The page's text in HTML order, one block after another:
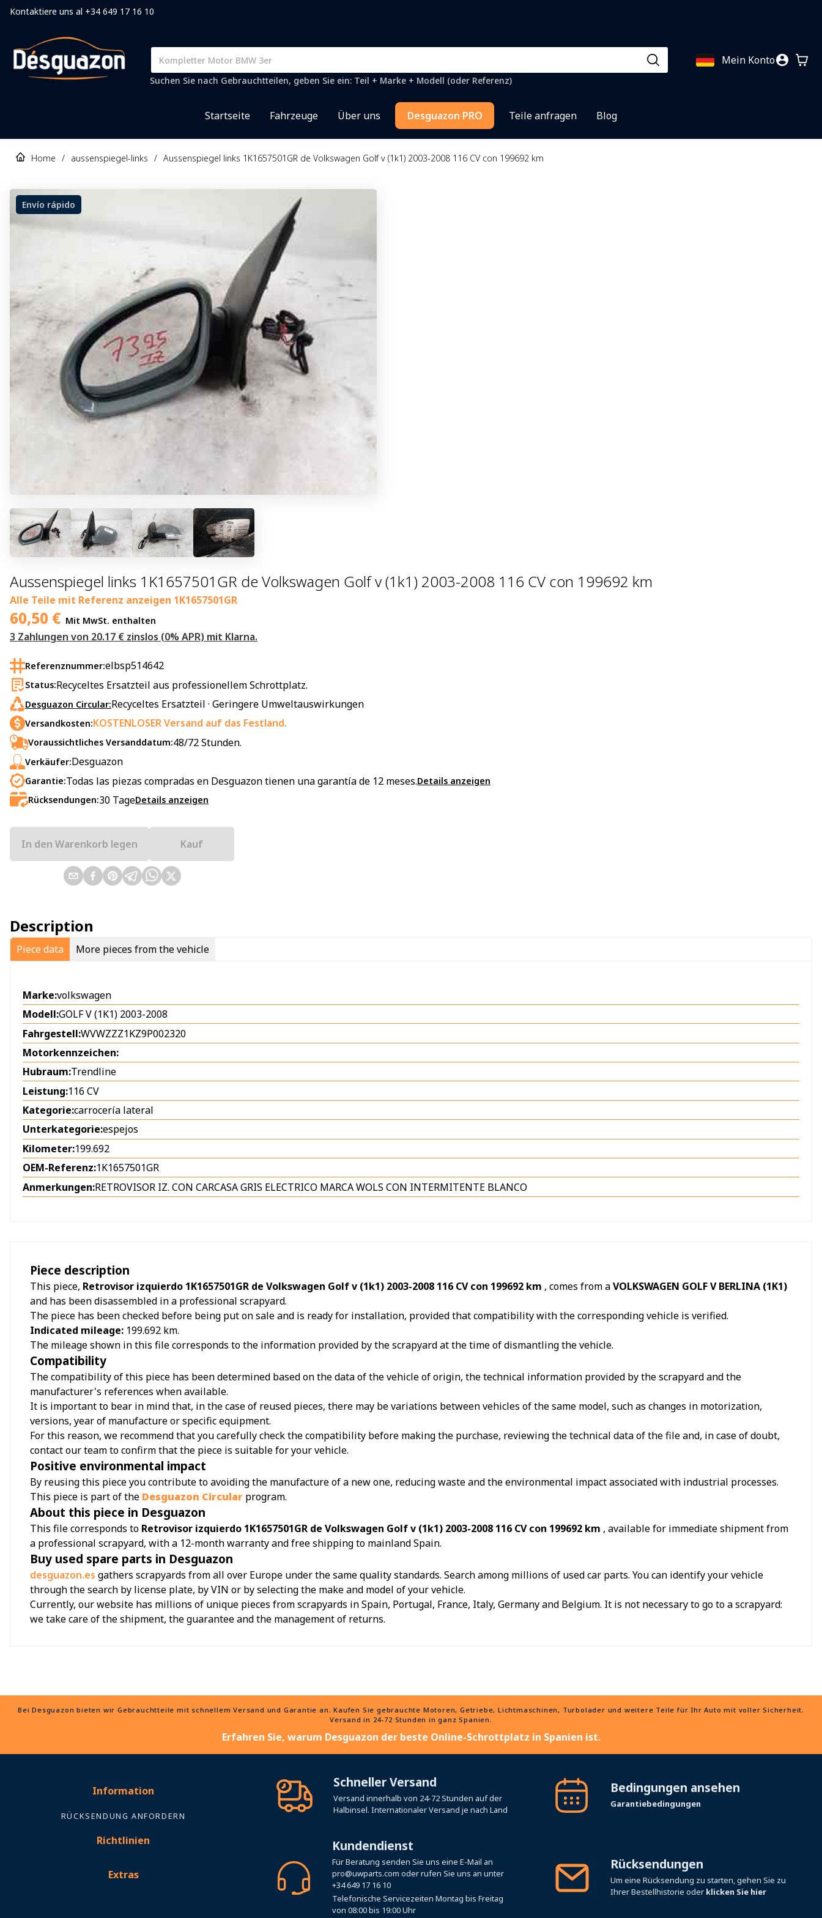
Kontaktiere uns al +34 649 17 16 10
Suchen Sie nach Gebrauchtteilen, geben Sie ein: Teil + Marke + Modell (oder Referenz)
Mein Konto
Startseite Fahrzeuge Über uns Desguazon PRO Teile anfragen Blog
Home / aussenspiegel-links / Aussenspiegel links 1K1657501GR de Volkswagen Golf v (1k1) 2003-2008 116 CV con 199692 km
Envío rápido
Aussenspiegel links 1K1657501GR de Volkswagen Golf v (1k1) 2003-2008 116 CV con 199692 km
Alle Teile mit Referenz anzeigen 1K1657501GR
60,50 € Mit MwSt. enthalten
3 Zahlungen von 20.17 € zinslos (0% APR) mit Klarna.
Referenznummer:elbsp514642
Status:Recyceltes Ersatzteil aus professionellem Schrottplatz.
Desguazon Circular:Recyceltes Ersatzteil · Geringere Umweltauswirkungen
Versandkosten:KOSTENLOSER Versand auf das Festland.
Voraussichtliches Versanddatum:48/72 Stunden.
Verkäufer:Desguazon
Garantie:Todas las piezas compradas en Desguazon tienen una garantía de 12 meses.Details anzeigen
Rücksendungen:30 TageDetails anzeigen
In den Warenkorb legen Kauf
Description
Piece data More pieces from the vehicle
Marke:volkswagen
Modell:GOLF V (1K1) 2003-2008
Fahrgestell:WVWZZZ1KZ9P002320
Motorkennzeichen:
Hubraum:Trendline
Leistung:116 CV
Kategorie:carrocería lateral
Unterkategorie:espejos
Kilometer:199.692
OEM-Referenz:1K1657501GR
Anmerkungen:RETROVISOR IZ. CON CARCASA GRIS ELECTRICO MARCA WOLS CON INTERMITENTE BLANCO
Piece description
This piece, Retrovisor izquierdo 1K1657501GR de Volkswagen Golf v (1k1) 2003-2008 116 CV con 199692 km , comes from aVOLKSWAGEN GOLF V BERLINA (1K1)
and has been disassembled in a professional scrapyard.
The piece has been checked before being put on sale and is ready for installation, provided that compatibility with the corresponding vehicle is verified.
Indicated mileage: 199.692 km.
The mileage shown in this file corresponds to the information provided by the scrapyard at the time of dismantling the vehicle.
Compatibility
The compatibility of this piece has been determined based on the data of the vehicle of origin, the technical information provided by the scrapyard and the
manufacturer's references when available.
It is important to bear in mind that, in the case of reused pieces, there may be variations between vehicles of the same model, such as changes in motorization,
versions, year of manufacture or specific equipment.
For this reason, we recommend that you carefully check the compatibility before making the purchase, reviewing the technical data of the file and, in case of doubt,
contact our team to confirm that the piece is suitable for your vehicle.
Positive environmental impact
By reusing this piece you contribute to avoiding the manufacture of a new one, reducing waste and the environmental impact associated with industrial processes.
This piece is part of the Desguazon Circular program.
About this piece in Desguazon
This file corresponds to Retrovisor izquierdo 1K1657501GR de Volkswagen Golf v (1k1) 2003-2008 116 CV con 199692 km , available for immediate shipment from
a professional scrapyard, with a 12-month warranty and free shipping to mainland Spain.
Buy used spare parts in Desguazon
desguazon.es gathers scrapyards from all over Europe under the same quality standards. Search among millions of used car parts. You can identify your vehicle
through the search by license plate, by VIN or by selecting the make and model of your vehicle.
Currently, our website has millions of unique pieces from scrapyards in Spain, Portugal, France, Italy, Germany and Belgium. It is not necessary to go to a scrapyard:
we take care of the shipment, the guarantee and the management of returns.
Bei Desguazon bieten wir Gebrauchtteile mit schnellem Versand und Garantie an. Kaufen Sie gebrauchte Motoren, Getriebe, Lichtmaschinen, Turbolader und weitere Teile für Ihr Auto mit voller Sicherheit.
Versand in 24-72 Stunden in ganz Spanien.
Erfahren Sie, warum Desguazon der beste Online-Schrottplatz in Spanien ist.
Information
RÜCKSENDUNG ANFORDERN
Richtlinien
Extras
Schneller Versand
Versand innerhalb von 24-72 Stunden auf der
Halbinsel. Internationaler Versand je nach Land
Bedingungen ansehen
Garantiebedingungen
Kundendienst
Für Beratung senden Sie uns eine E-Mail an
pro@uwparts.com oder rufen Sie uns an unter
+34 649 17 16 10
Telefonische Servicezeiten Montag bis Freitag
von 08:00 bis 19:00 Uhr
Rücksendungen
Um eine Rücksendung zu starten, gehen Sie zu
Ihrer Bestellhistorie oder klicken Sie hier